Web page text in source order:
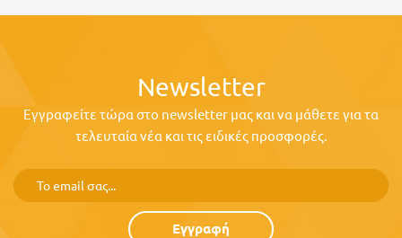
Newsletter
Εγγραφείτε τώρα στο newsletter μας και να μάθετε για τα
τελευταία νέα και τις ειδικές προσφορές.
Εγγραφή